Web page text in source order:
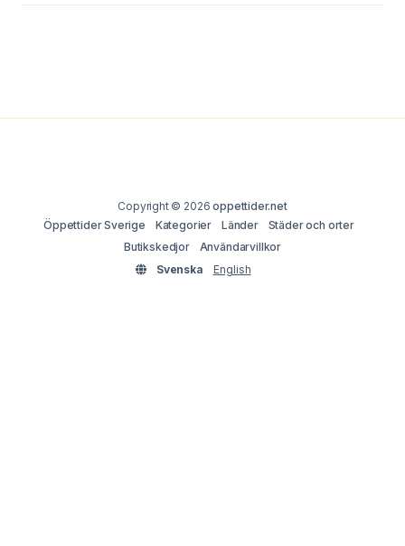
Copyright © 2026oppettider.net
Öppettider Sverige
Kategorier Länder
Städer och orter
Butikskedjor
Användarvillkor
Svenska
English